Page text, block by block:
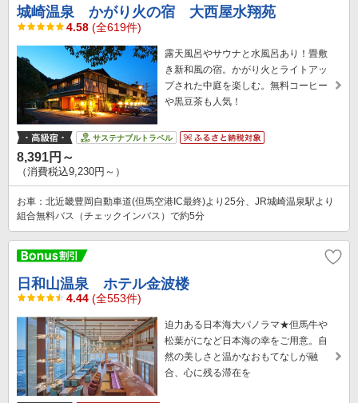
城崎温泉 かがり火の宿 大西屋水翔苑
4.58 (全619件)
露天風呂やサウナと水風呂あり！畳敷
き新和風の宿。かがり火とライトアッ
プされた中庭を楽しむ。無料コーヒー
や黒豆茶も人気！
サステナブルトラベル
8,391円～
（消費税込9,230円～）
お車：北近畿豊岡自動車道(但馬空港IC最終)より25分、JR城崎温泉駅より
組合無料バス（チェックインバス）で約5分
日和山温泉 ホテル金波楼
4.44 (全553件)
迫力ある日本海大パノラマ★但馬牛や
松葉がになど日本海の幸をご用意。自
然の美しさと温かなおもてなしが融
合、心に残る滞在を